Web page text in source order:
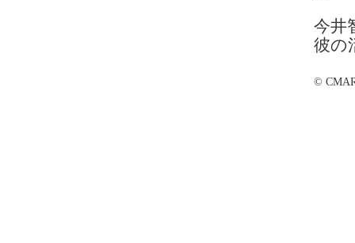
今井
彼の
©